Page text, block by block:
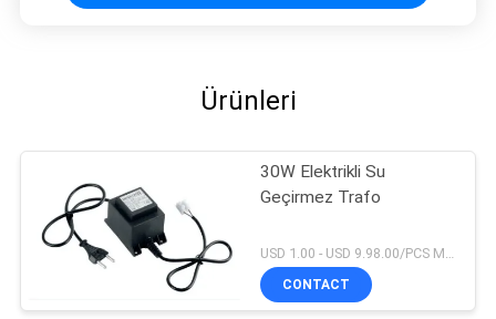
Ürünleri
30W Elektrikli Su
Geçirmez Trafo
CONTACT